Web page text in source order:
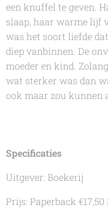
een knuffel te geven.
slaap, haar warme lijf
was het soort liefde
diep vanbinnen. De
moeder en kind.
wat sterker was dan
ook maar zou kunnen
Specificaties
Uitgever: Boekerij
Prijs: Paperback